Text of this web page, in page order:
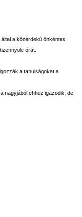
a közérdekű önkéntes
órát.
a tanulságokat a
nagyjából ehhez igazodik, de